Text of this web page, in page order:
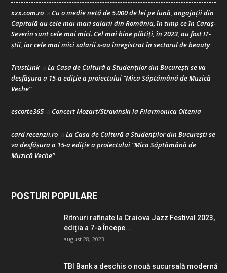
xxx.com.ro la Cu o medie netă de 5.000 de lei pe lună, angajații din
Capitală au cele mai mari salarii din România, în timp ce în Caraș-
Severin sunt cele mai mici. Cel mai bine plătiți, în 2023, au fost IT-
știi, iar cele mai mici salarii s-au înregistrat în sectorul de beauty
TrustLink la La Casa de Cultură a Studenților din București se va
desfășura a 15-a ediție a proiectului “Mica Săptămână de Muzică
Veche”
escorte365 la Concert Mozart/Stravinski la Filarmonica Oltenia
card recenzii.ro la La Casa de Cultură a Studenților din București se
va desfășura a 15-a ediție a proiectului “Mica Săptămână de
Muzică Veche”
POSTURI POPULARE
Ritmuri rafinate la Craiova Jazz Festival 2023,
ediția a 7-a Începe...
august 28, 2023
TBI Bank a deschis o nouă sucursală modernă